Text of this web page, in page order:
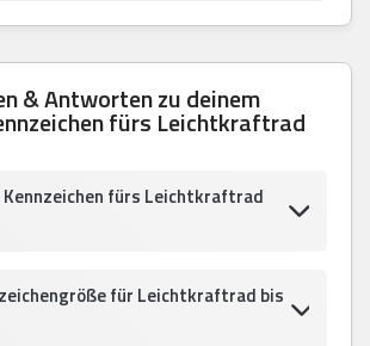
& Antworten zu deinem
fürs Leichtkraftrad
fürs Leichtkraftrad
für Leichtkraftrad bis